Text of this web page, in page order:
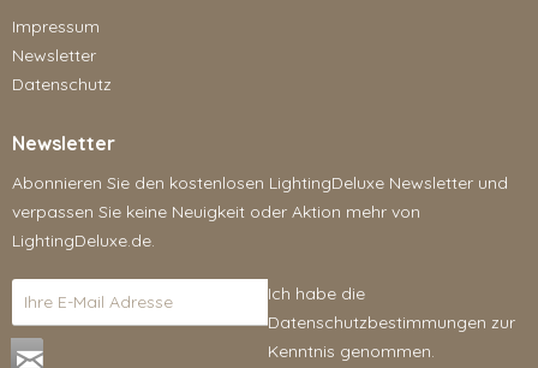
Impressum
Newsletter
Datenschutz
Newsletter
Abonnieren Sie den kostenlosen LightingDeluxe Newsletter und
verpassen Sie keine Neuigkeit oder Aktion mehr von
LightingDeluxe.de.
Ich habe die
Datenschutzbestimmungen zur
Kenntnis genommen.